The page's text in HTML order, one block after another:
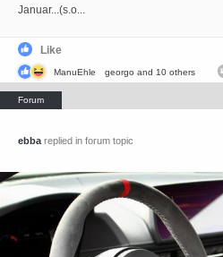
Januar...(s.o...
Like
ManuEhle georgo and 10 others
ebbareplied in forum topic